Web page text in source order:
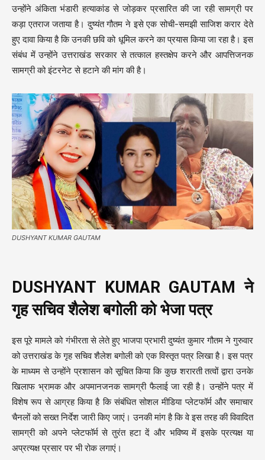
उन्होंने अंकिता भंडारी हत्याकांड से जोड़कर प्रसारित की जा रही सामग्री पर
कड़ा एतराज जताया है। दुष्यंत गौतम ने इसे एक सोची-समझी साजिश करार देते
हुए दावा किया है कि उनकी छवि को धूमिल करने का प्रयास किया जा रहा है। इस
संबंध में उन्होंने उत्तराखंड सरकार से तत्काल हस्तक्षेप करने और आपत्तिजनक
सामग्री को इंटरनेट से हटाने की मांग की है।
DUSHYANT KUMAR GAUTAM
DUSHYANT KUMAR GAUTAM ने
गृह सचिव शैलेश बगोली को भेजा पत्र
इस पूरे मामले को गंभीरता से लेते हुए भाजपा प्रभारी दुष्यंत कुमार गौतम ने गुरुवार
को उत्तराखंड के गृह सचिव शैलेश बगोली को एक विस्तृत पत्र लिखा है। इस पत्र
के माध्यम से उन्होंने प्रशासन को सूचित किया कि कुछ शरारती तत्वों द्वारा उनके
खिलाफ भ्रामक और अपमानजनक सामग्री फैलाई जा रही है। उन्होंने पत्र में
विशेष रूप से आग्रह किया है कि संबंधित सोशल मीडिया प्लेटफॉर्म और समाचार
चैनलों को सख्त निर्देश जारी किए जाएं। उनकी मांग है कि वे इस तरह की विवादित
सामग्री को अपने प्लेटफॉर्म से तुरंत हटा दें और भविष्य में इसके प्रत्यक्ष या
अप्रत्यक्ष प्रसार पर भी रोक लगाएं।